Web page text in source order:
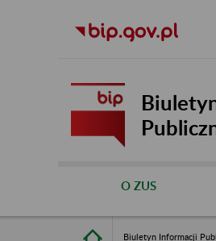
O ZUS
Biuletyn Informacji